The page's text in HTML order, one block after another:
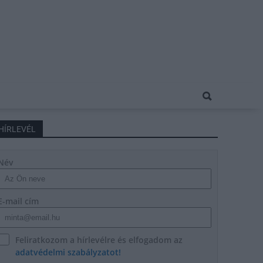
mail cím
Feliratkozom a hírlevélre és elfogadom az
adatvédelmi szabályzatot!